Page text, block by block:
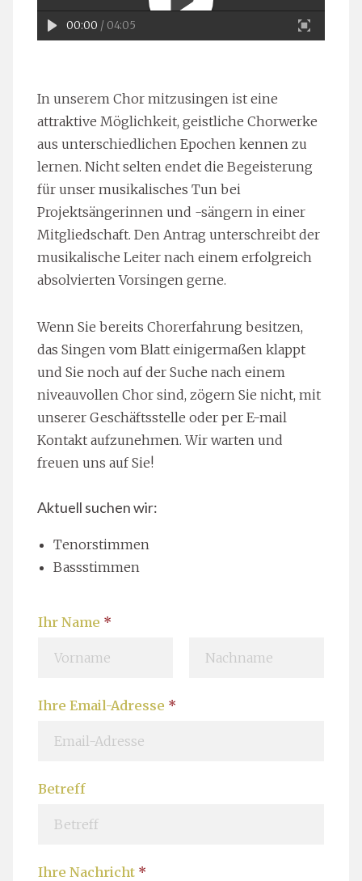
00:00 / 04:05
In unserem Chor mitzusingen ist eine
attraktive Möglichkeit, geistliche Chorwerke
aus unterschiedlichen Epochen kennen zu
lernen. Nicht selten endet die Begeisterung
für unser musikalisches Tun bei
Projektsängerinnen und -sängern in einer
Mitgliedschaft. Den Antrag unterschreibt der
musikalische Leiter nach einem erfolgreich
absolvierten Vorsingen gerne.
Wenn Sie bereits Chorerfahrung besitzen,
das Singen vom Blatt einigermaßen klappt
und Sie noch auf der Suche nach einem
niveauvollen Chor sind, zögern Sie nicht, mit
unserer Geschäftsstelle oder per E-mail
Kontakt aufzunehmen. Wir warten und
freuen uns auf Sie!
Aktuell suchen wir:
Tenorstimmen
Bassstimmen
Ihr Name *
o
e
Ihre Email-Adresse *
Betreff
Ihre Nachricht *